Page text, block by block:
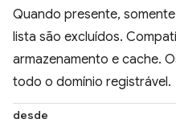
Quando presente,
lista são excluídos.
armazenamento e cache.
todo o domínio registrável.
desde